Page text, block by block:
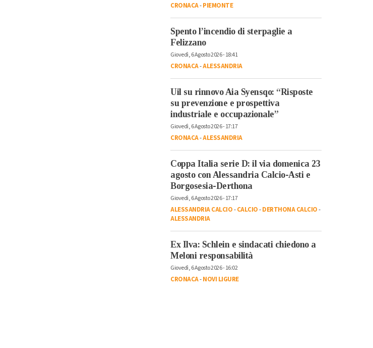
CRONACA-PIEMONTE
Spento l’incendio di sterpaglie a
Felizzano
Giovedì, 6 Agosto 2026 - 18:41
CRONACA-ALESSANDRIA
Uil su rinnovo Aia Syensqo: “Risposte
su prevenzione e prospettiva
industriale e occupazionale”
Giovedì, 6 Agosto 2026 - 17:17
CRONACA-ALESSANDRIA
Coppa Italia serie D: il via domenica 23
agosto con Alessandria Calcio-Asti e
Borgosesia-Derthona
Giovedì, 6 Agosto 2026 - 17:17
ALESSANDRIA CALCIO-CALCIO-DERTHONA CALCIO-
ALESSANDRIA
Ex Ilva: Schlein e sindacati chiedono a
Meloni responsabilità
Giovedì, 6 Agosto 2026 - 16:02
CRONACA-NOVI LIGURE